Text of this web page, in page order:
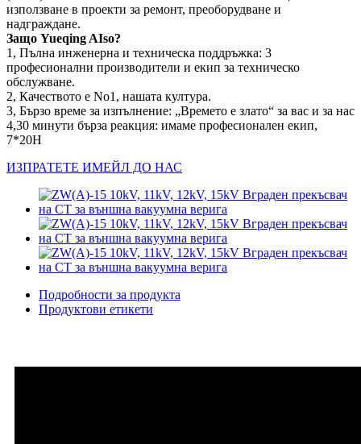
използване в проекти за ремонт, преоборудване и
надграждане.
Защо Yueqing AIso?
1, Пълна инженерна и техническа поддръжка: 3
професионални производители и екип за техническо
обслужване.
2, Качеството е No1, нашата култура.
3, Бързо време за изпълнение: „Времето е злато“ за вас и за нас
4,30 минути бърза реакция: имаме професионален екип,
7*20H
ИЗПРАТЕТЕ ИМЕЙЛ ДО НАС
Подробности за продукта
Продуктови етикети